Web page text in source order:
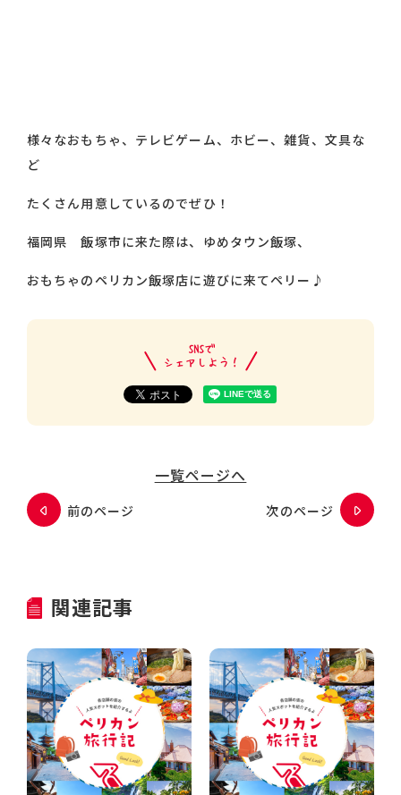
様々なおもちゃ、テレビゲーム、ホビー、雑貨、文具な
ど
たくさん用意しているのでぜひ！
福岡県 飯塚市に来た際は、ゆめタウン飯塚、
おもちゃのペリカン飯塚店に遊びに来てペリー♪
一覧ページへ
前のページ 次のページ
関連記事